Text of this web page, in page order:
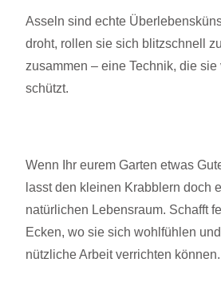
Asseln sind echte
droht, rollen sie sich blitzschnell
zusammen – eine Technik, die
schützt.
Wenn Ihr eurem Garten etwas
lasst den kleinen Krabblern doch
natürlichen Lebensraum. Schafft
Ecken, wo sie sich wohlfühlen
nützliche Arbeit verrichten können.